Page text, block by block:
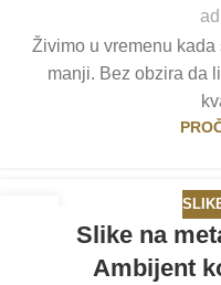
Živimo u vremenu
manji. Bez obzira da
Slike na
Ambijent